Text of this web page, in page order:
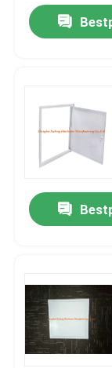
Fabrik-
Treten Sie
Fordern Sie